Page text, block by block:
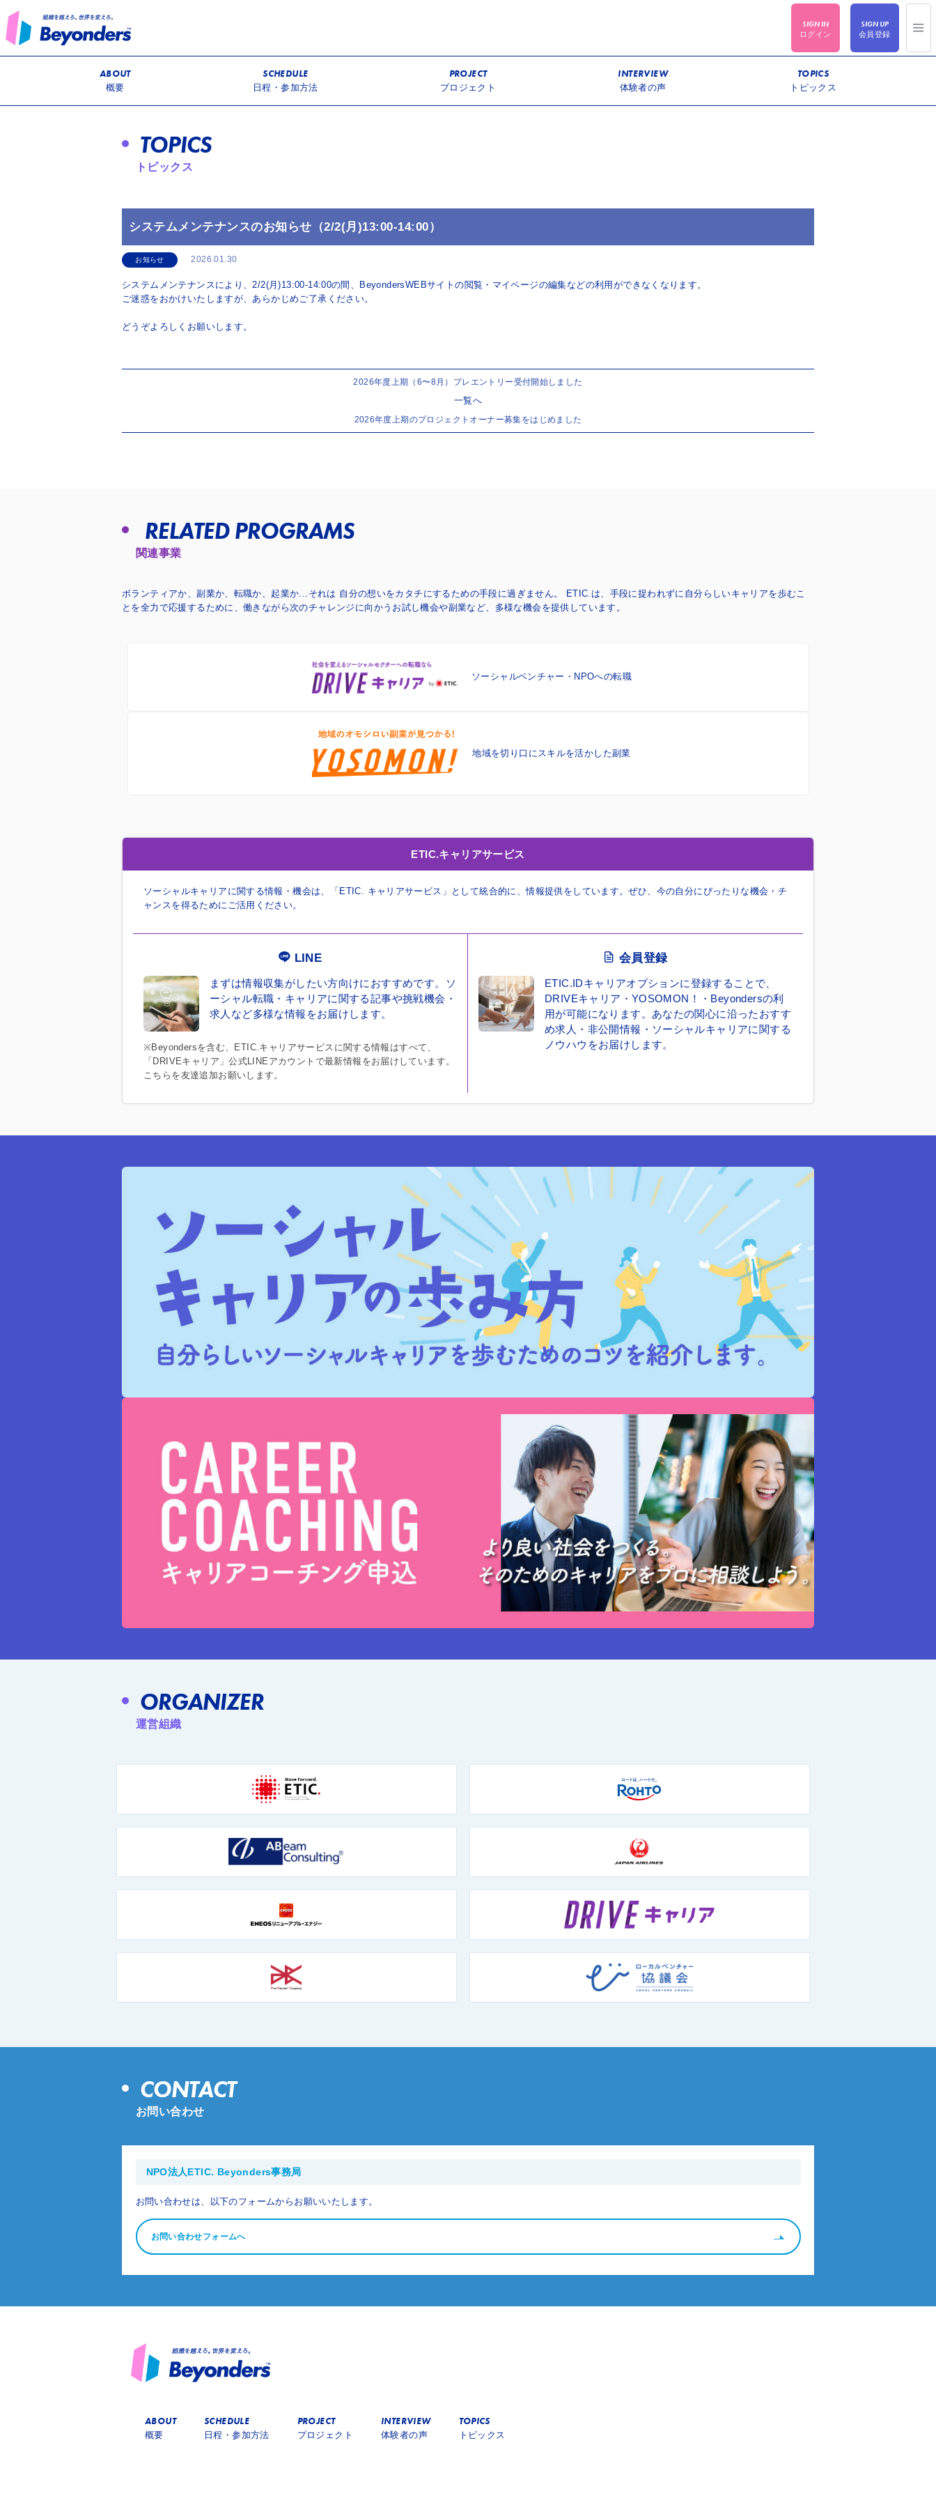
ログイン 会員登録
ABOUT
概要
SCHEDULE
日程・参加方法
PROJECT
プロジェクト
INTERVIEW
体験者の声
TOPICS
トピックス
TOPICS
トピックス
システムメンテナンスのお知らせ（2/2(月)13:00-14:00）
お知らせ 2026.01.30
システムメンテナンスにより、2/2(月)13:00-14:00の間、BeyondersWEBサイトの閲覧・マイページの編集などの利用ができなくなります。
ご迷惑をおかけいたしますが、あらかじめご了承ください。
どうぞよろしくお願いします。
2026年度上期（6〜8月）プレエントリー受付開始しました
一覧へ
2026年度上期のプロジェクトオーナー募集をはじめました
RELATED PROGRAMS
関連事業
ボランティアか、副業か、転職か、起業か...それは 自分の想いをカタチにするための手段に過ぎません。
ETIC.は、手段に捉われずに自分らしいキャリアを歩むこ
とを全力で応援するために、働きながら次のチャレンジに向かうお試し機会や副業など、多様な機会を提供しています。
ソーシャルベンチャー・NPOへの転職
地域を切り口に スキルを活かした副業
ETIC.キャリアサービス
ソーシャルキャリアに関する情報・機会は、「ETIC. キャリアサービス」として統合的に、情報提供をしています。ぜひ、今の自分にぴったりな機会・チ
ャンスを得るためにご活用ください。
LINE
まずは情報収集がしたい方向けにおすすめです。ソ
ーシャル転職・キャリアに関する記事や挑戦機会・
求人など多様な情報をお届けします。
※Beyondersを含む、ETIC.キャリアサービスに関する情報はすべて、
「DRIVEキャリア」公式LINEアカウントで最新情報をお届けしています。
こちらを友達追加お願いします。
会員登録
ETIC.IDキャリアオプションに登録することで、
DRIVEキャリア・YOSOMON！・Beyondersの利
用が可能になります。あなたの関心に沿ったおすす
め求人・非公開情報・ソーシャルキャリアに関する
ノウハウをお届けします。
ORGANIZER
運営組織
CONTACT
お問い合わせ
NPO法人ETIC. Beyonders事務局
お問い合わせは、以下のフォームからお願いいたします。
お問い合わせフォームへ
ABOUT
概要
SCHEDULE
日程・参加方法
PROJECT
プロジェクト
INTERVIEW
体験者の声
TOPICS
トピックス